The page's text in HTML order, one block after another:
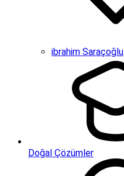
ibrahim Saraçoğlu
Doğal Çözümler